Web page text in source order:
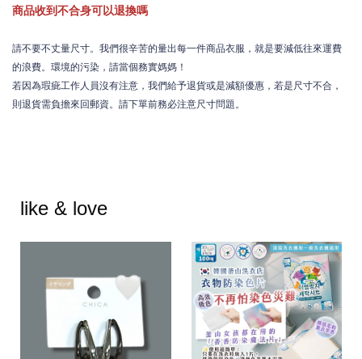
商品收到不合身可以退換嗎
請不要不丈量尺寸。我們很辛苦的量出每一件商品衣服，就是要減低往來運費
的浪費。環境的污染，請當個務實媽媽！
若因為瑕疵工作人員沒有注意，我們給予退貨或是減額優惠，若是尺寸不合，
則退貨需負擔來回郵資。請下單前務必注意尺寸問題。
like & love